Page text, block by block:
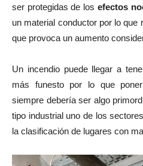
ser protegidas de los efectos
un material conductor por lo que
que provoca un aumento
Un incendio puede llegar a
más funesto por lo que
siempre debería ser algo
tipo industrial uno de los
la clasificación de lugares con